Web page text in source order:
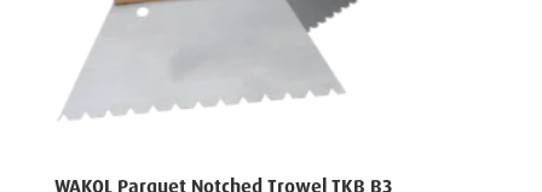
WAKOL Parquet Notched Trowel TKB B3